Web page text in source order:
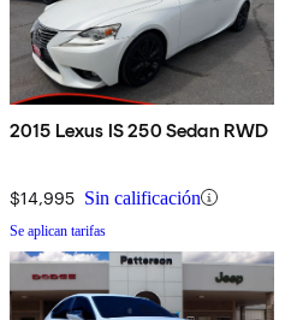
2015 Lexus IS 250 Sedan RWD
$14,995 Sin calificación
Se aplican tarifas